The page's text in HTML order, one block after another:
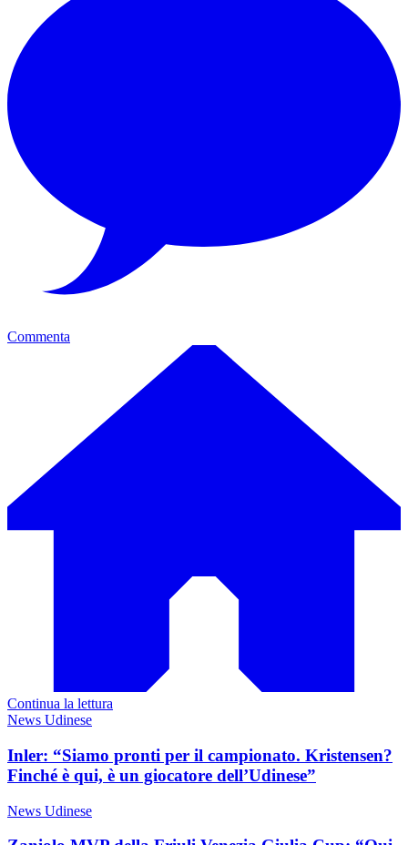
Commenta
Continua la lettura
News Udinese
Inler: “Siamo pronti per il campionato. Kristensen?
Finché è qui, è un giocatore dell’Udinese”
News Udinese